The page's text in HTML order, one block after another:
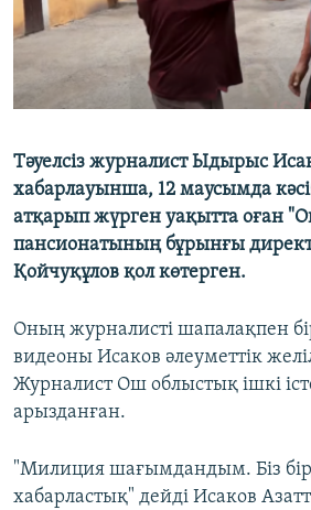
Тәуелсіз журналист Ыдырыс
хабарлауынша, 12 маусымда
атқарып жүрген уақытта оған
пансионатының бұрынғы
Қойчуқұлов қол көтерген.
Оның журналисті шапалақпен
видеоны Исаков әлеуметтік
Журналист Ош облыстық ішкі
арызданған.
"Милиция шағымдандым. Біз
хабарластық" дейді Исаков